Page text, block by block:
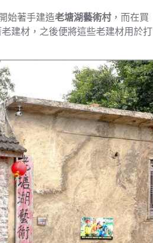
始著手建造老塘湖藝術村 ，而在買
建材，之後便將這些老建材用於打